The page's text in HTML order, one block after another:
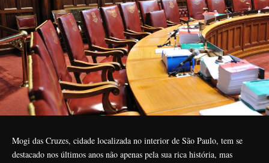
Mogi das Cruzes, cidade localizada no interior de São Paulo, tem se
destacado nos últimos anos não apenas pela sua rica história, mas